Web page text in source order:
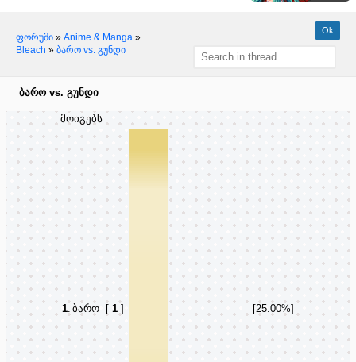
ფორუმი » Anime & Manga »
Bleach » ბარო vs. გუნდი
ბარო vs. გუნდი
მოიგებს
1. ბარო [ 1] [25.00%]